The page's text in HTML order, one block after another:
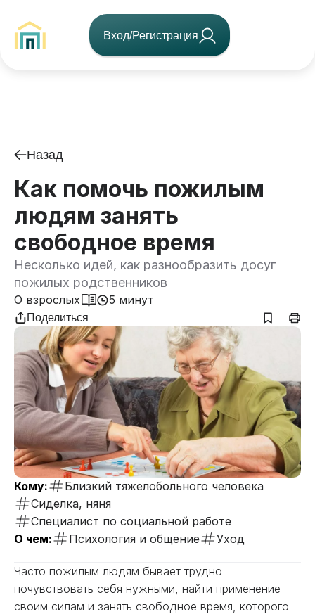
Вход/Регистрация
Назад
Как помочь пожилым
людям занять
свободное время
Несколько идей, как разнообразить досуг
пожилых родственников
О взрослых 5 минут
Поделиться
Кому:
Близкий тяжелобольного человека
Сиделка, няня
Специалист по социальной работе
О чем:
Психология и общение Уход
Часто пожилым людям бывает трудно
почувствовать себя нужными, найти применение
своим силам и занять свободное время, которого